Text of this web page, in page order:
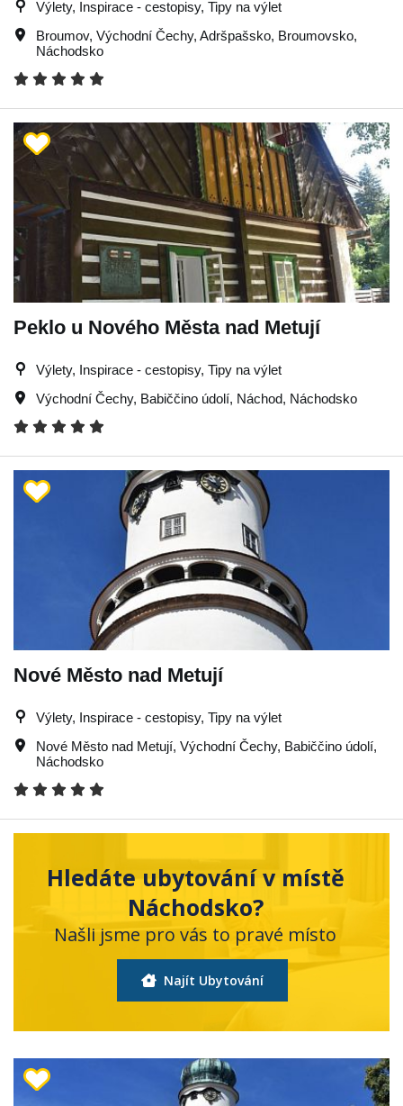
Výlety, Inspirace - cestopisy, Tipy na výlet
Broumov, Východní Čechy, Adršpašsko, Broumovsko,
Náchodsko
Peklo u Nového Města nad Metují
Výlety, Inspirace - cestopisy, Tipy na výlet
Východní Čechy, Babiččino údolí, Náchod, Náchodsko
Nové Město nad Metují
Výlety, Inspirace - cestopisy, Tipy na výlet
Nové Město nad Metují, Východní Čechy, Babiččino údolí,
Náchodsko
Hledáte ubytování v místě
Náchodsko?
Našli jsme pro vás to pravé místo
Najít Ubytování